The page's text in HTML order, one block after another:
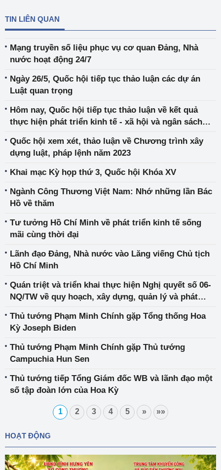
TIN LIÊN QUAN
Mạng truyền số liệu phục vụ cơ quan Đảng, Nhà
nước hoạt động 24/7
Ngày 26/5, Quốc hội tiếp tục thảo luận các dự án
Luật quan trọng
Hôm nay, Quốc hội tiếp tục thảo luận về kết quả
thực hiện phát triển kinh tế - xã hội và ngân sách
Quốc hội xem xét, thảo luận về Chương trình xây
dựng luật, pháp lệnh năm 2023
Khai mạc Kỳ họp thứ 3, Quốc hội Khóa XV
Ngành Công Thương Việt Nam: Nhớ những lần Bác
Hồ về thăm
Tư tưởng Hồ Chí Minh về phát triển kinh tế sống
mãi cùng thời đại
Lãnh đạo Đảng, Nhà nước vào Lăng viếng Chủ tịch
Hồ Chí Minh
Quán triệt và triển khai thực hiện Nghị quyết số 06-
NQ/TW về quy hoạch, xây dựng, quản lý và phát
Thủ tướng Phạm Minh Chính gặp Tổng thống Hoa
Kỳ Joseph Biden
Thủ tướng Phạm Minh Chính gặp Thủ tướng
Campuchia Hun Sen
Thủ tướng tiếp Tổng Giám đốc WB và lãnh đạo một
số tập đoàn lớn của Hoa Kỳ
1 2 3 4 5 » »»
HOẠT ĐỘNG